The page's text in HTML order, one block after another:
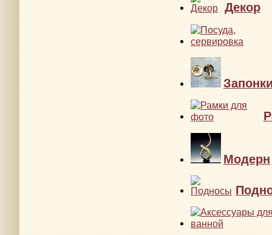
Декор
Модерн